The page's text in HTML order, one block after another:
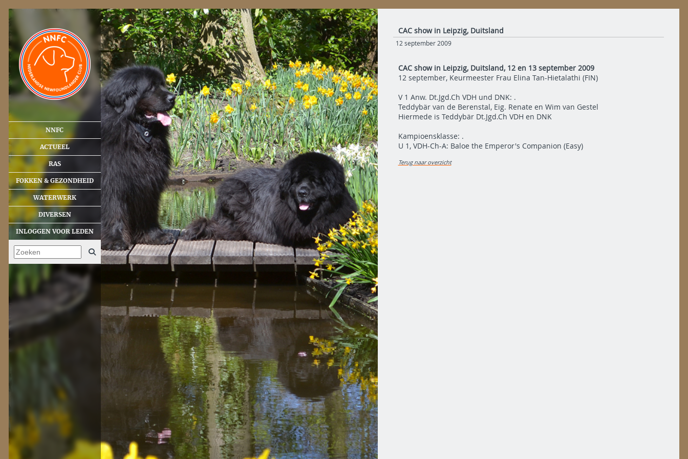
CAC show in Leipzig, Duitsland
12 september 2009
CAC show in Leipzig, Duitsland, 12 en 13 september 2009
12 september, Keurmeester Frau Elina Tan-Hietalathi (FIN)
V 1 Anw. Dt.Jgd.Ch VDH und DNK: .
Teddybär van de Berenstal, Eig. Renate en Wim van Gestel
Hiermede is Teddybär Dt.Jgd.Ch VDH en DNK
Kampioensklasse: .
U 1, VDH-Ch-A: Baloe the Emperor's Companion (Easy)
Terug naar overzicht
NNFC
ACTUEEL
RAS
FOKKEN & GEZONDHEID
WATERWERK
DIVERSEN
INLOGGEN VOOR LEDEN